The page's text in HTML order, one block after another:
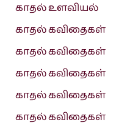
காதல் உளவியல்
காதல் கவிதைகள்
காதல் கவிதைகள்
காதல் கவிதைகள்
காதல் கவிதைகள்
காதல் கவிதைகள்